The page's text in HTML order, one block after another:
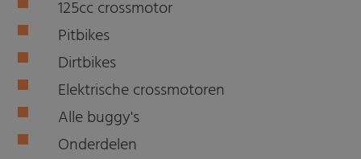
125cc crossmotor
Pitbikes
Dirtbikes
Elektrische crossmotoren
Alle buggy's
Onderdelen